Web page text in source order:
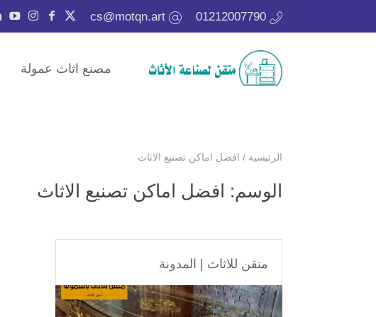
01212007790
cs@motqn.art
مصنع اثاث عمولة
الرئيسية / افضل اماكن تصنيع الاثاث
الوسم: افضل اماكن تصنيع الاثاث
متقن للاثاث المدونة